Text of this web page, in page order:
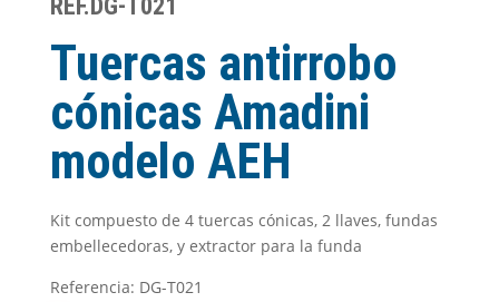
REF.DG-T021
Tuercas antirrobo
cónicas Amadini
modelo AEH
Kit compuesto de 4 tuercas cónicas, 2 llaves, fundas
embellecedoras, y extractor para la funda
Referencia: DG-T021